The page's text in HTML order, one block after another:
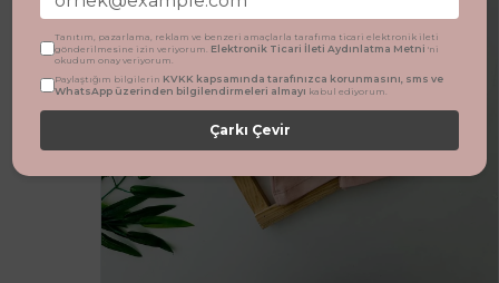
Tanıtım, pazarlama, reklam ve benzeri amaçlarla tarafıma ticari elektronik ileti
gönderilmesine izin veriyorum. Elektronik Ticari İleti Aydınlatma Metni 'ni
okudum onay veriyorum.
Paylaştığım bilgilerin KVKK kapsamında tarafınızca korunmasını, sms ve
WhatsApp üzerinden bilgilendirmeleri almayı kabul ediyorum.
Çarkı Çevir